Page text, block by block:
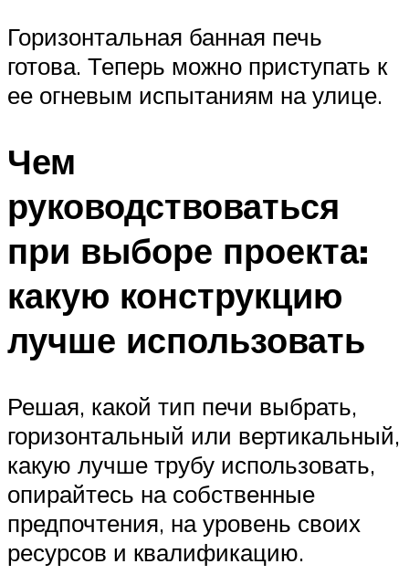
Горизонтальная банная печь
готова. Теперь можно приступать к
ее огневым испытаниям на улице.
Чем
руководствоваться
при выборе проекта:
какую конструкцию
лучше использовать
Решая, какой тип печи выбрать,
горизонтальный или вертикальный,
какую лучше трубу использовать,
опирайтесь на собственные
предпочтения, на уровень своих
ресурсов и квалификацию.